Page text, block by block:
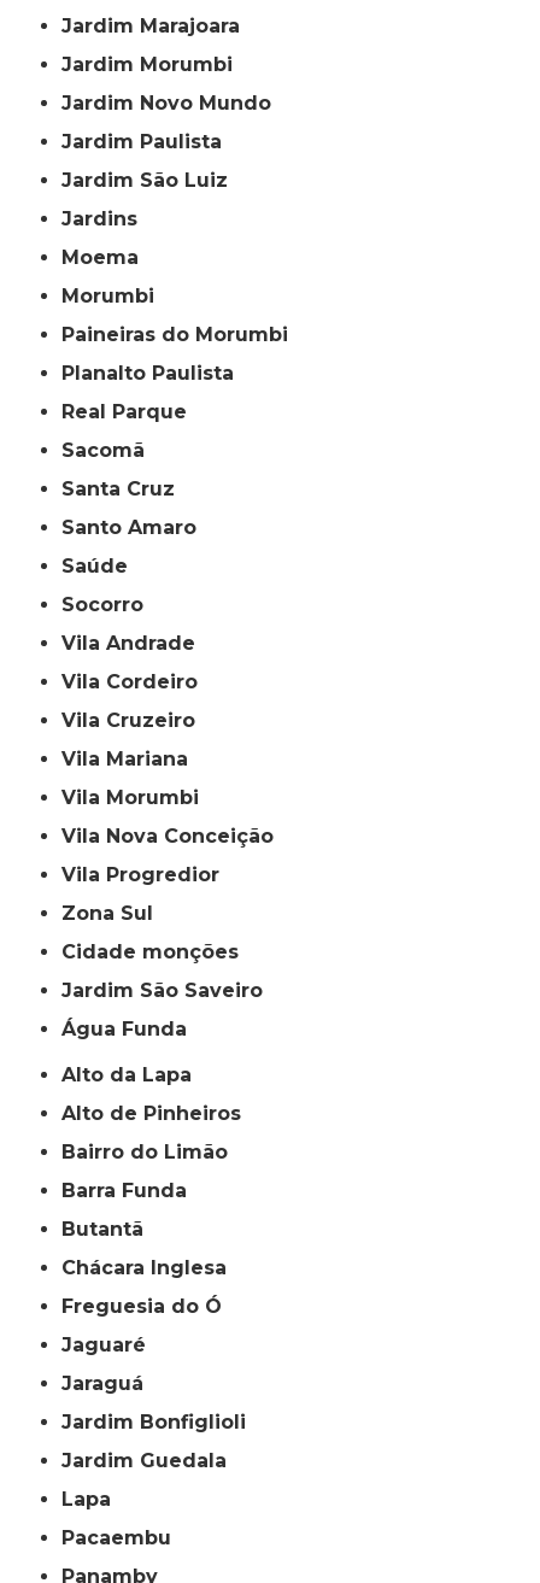
Jardim Marajoara
Jardim Morumbi
Jardim Novo Mundo
Jardim Paulista
Jardim São Luiz
Jardins
Moema
Morumbi
Paineiras do Morumbi
Planalto Paulista
Real Parque
Sacomã
Santa Cruz
Santo Amaro
Saúde
Socorro
Vila Andrade
Vila Cordeiro
Vila Cruzeiro
Vila Mariana
Vila Morumbi
Vila Nova Conceição
Vila Progredior
Zona Sul
cidade monções
jardim São Saveiro
Água Funda
Alto da Lapa
Alto de Pinheiros
Bairro do Limão
Barra Funda
Butantã
Chácara Inglesa
Freguesia do Ó
Jaguaré
Jaraguá
Jardim Bonfiglioli
Jardim Guedala
Lapa
Pacaembu
Panamby